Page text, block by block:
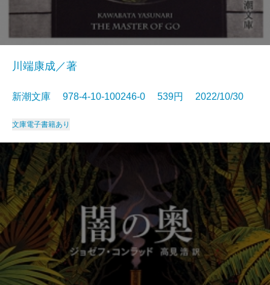
川端康成／著
新潮文庫 978-4-10-100246-0 539円 2022/10/30
文庫電子書籍あり